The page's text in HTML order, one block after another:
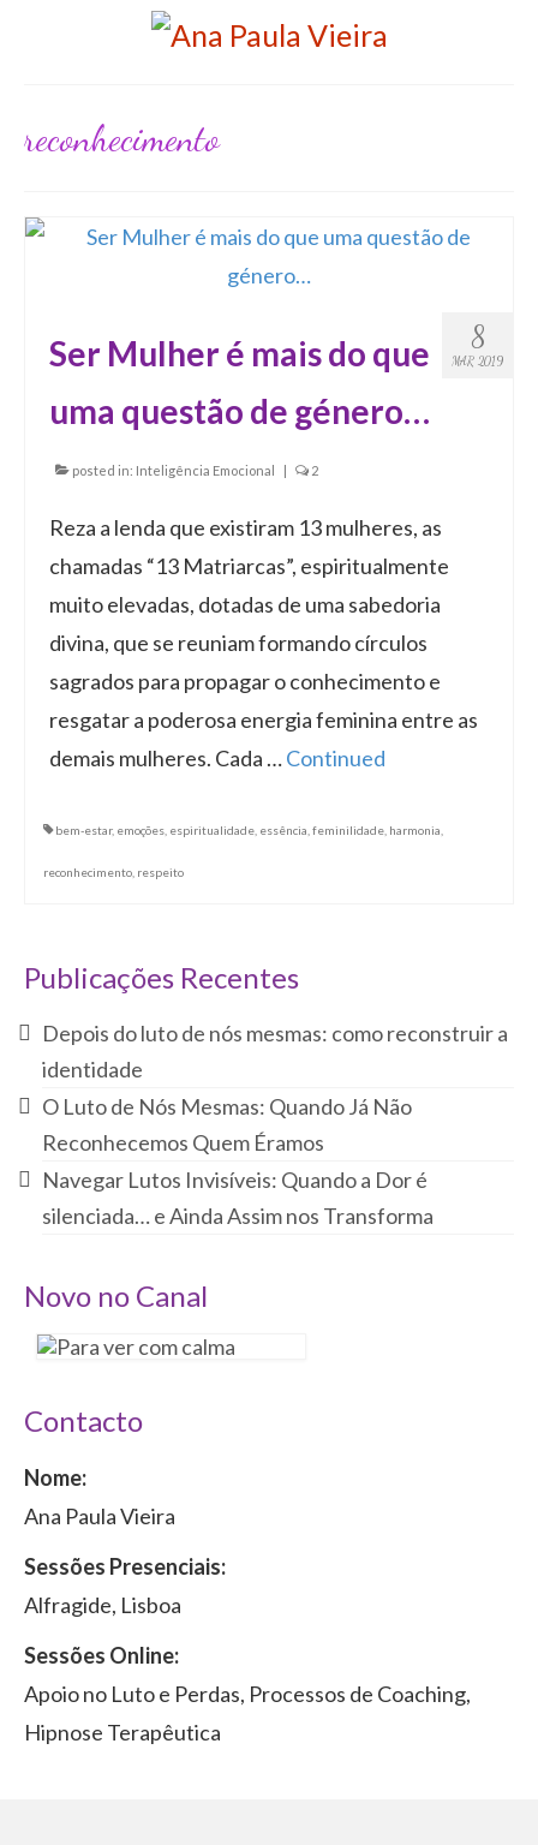
reconhecimento
8
MAR 2019
Ser Mulher é mais do que
uma questão de género…
posted in: Inteligência Emocional | 2
Reza a lenda que existiram 13 mulheres, as
chamadas “13 Matriarcas”, espiritualmente
muito elevadas, dotadas de uma sabedoria
divina, que se reuniam formando círculos
sagrados para propagar o conhecimento e
resgatar a poderosa energia feminina entre as
demais mulheres. Cada …Continued
bem-estar, emoções espiritualidade essência feminilidade harmonia
reconhecimento respeito
Publicações Recentes
Depois do luto de nós mesmas: como reconstruir a
identidade
O Luto de Nós Mesmas: Quando Já Não
Reconhecemos Quem Éramos
Navegar Lutos Invisíveis: Quando a Dor é
silenciada… e Ainda Assim nos Transforma
Novo no Canal
Contacto
Nome:
Ana Paula Vieira
Sessões Presenciais:
Alfragide, Lisboa
Sessões Online:
Apoio no Luto e Perdas, Processos de Coaching,
Hipnose Terapêutica